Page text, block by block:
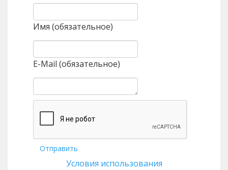
Имя (обязательное)
E-Mail (обязательное)
Отправить
Условия использования